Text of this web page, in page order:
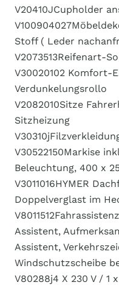
V20410J​​Cupholder
Stoff ( Leder
V2073513​​Reifenart-
V30020102 ​​Komfort-
Verdunkelungsrollo
V2082010​​Sitze
Sitzheizung
V30522150​​Markise
Beleuchtung, 400 x
V3011016​HYMER
Doppelverglast im
Assistent,
Assistent,
Windschutzscheibe
V80288j​4 X 230 V / 1